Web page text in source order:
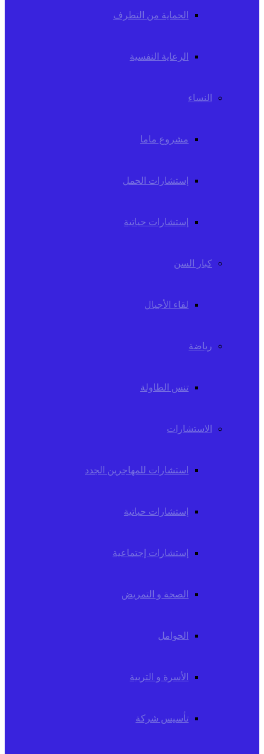
الحماية من التطرف
الرعاية النفسية
النساء
مشروع ماما
إستشارات الحمل
إستشارات حياتية
كبار السن
لقاء الأجيال
رياضة
تنس الطاولة
الاستشارات
استشارات للمهاجرين الجدد
إستشارات حياتية
إستشارات إجتماعية
الصحة و التمريض
الحوامل
الأسرة و التربية
تأسيس شركة